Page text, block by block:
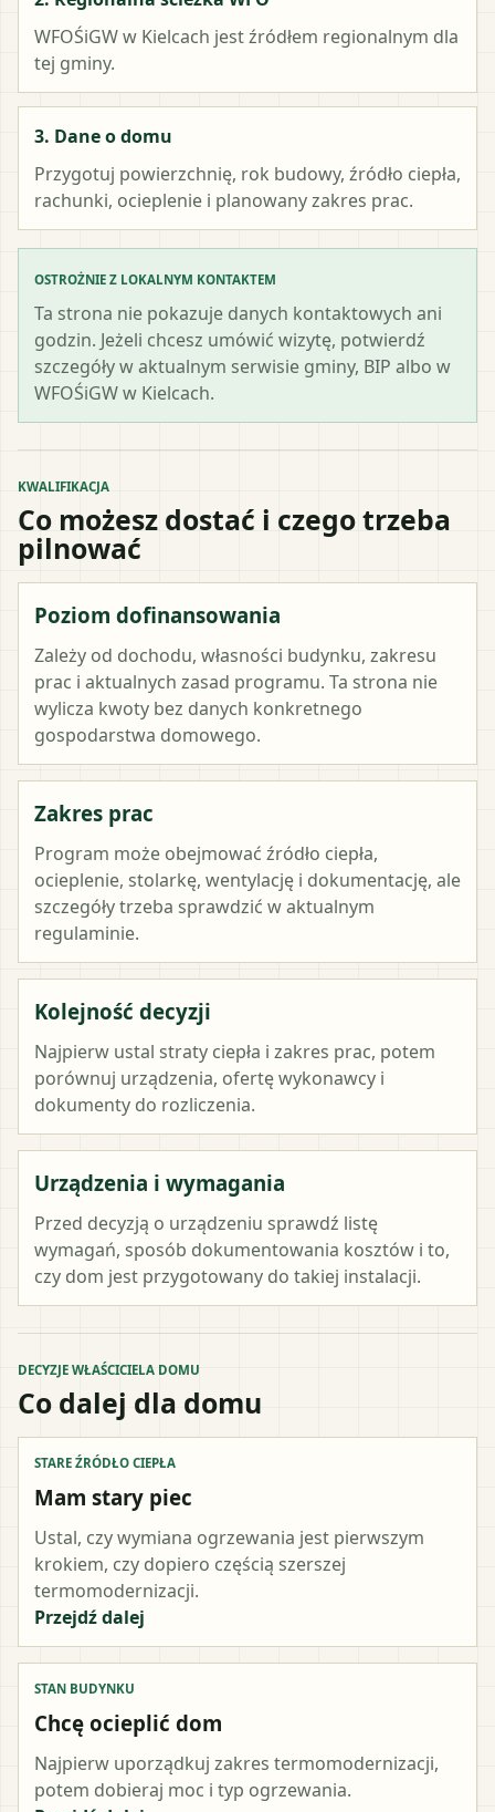
WFOŚiGW w Kielcach jest źródłem regionalnym dla
tej gminy.
3. Dane o domu
Przygotuj powierzchnię, rok budowy, źródło ciepła,
rachunki, ocieplenie i planowany zakres prac.
OSTROŻNIE Z LOKALNYM KONTAKTEM
Ta strona nie pokazuje danych kontaktowych ani
godzin. Jeżeli chcesz umówić wizytę, potwierdź
szczegóły w aktualnym serwisie gminy, BIP albo w
WFOŚiGW w Kielcach.
KWALIFIKACJA
Co możesz dostać i czego trzeba
pilnować
Poziom dofinansowania
Zależy od dochodu, własności budynku, zakresu
prac i aktualnych zasad programu. Ta strona nie
wylicza kwoty bez danych konkretnego
gospodarstwa domowego.
Zakres prac
Program może obejmować źródło ciepła,
ocieplenie, stolarkę, wentylację i dokumentację, ale
szczegóły trzeba sprawdzić w aktualnym
regulaminie.
Kolejność decyzji
Najpierw ustal straty ciepła i zakres prac, potem
porównuj urządzenia, ofertę wykonawcy i
dokumenty do rozliczenia.
Urządzenia i wymagania
Przed decyzją o urządzeniu sprawdź listę
wymagań, sposób dokumentowania kosztów i to,
czy dom jest przygotowany do takiej instalacji.
DECYZJE WŁAŚCICIELA DOMU
Co dalej dla domu
STARE ŹRÓDŁO CIEPŁA
Mam stary piec
Ustal, czy wymiana ogrzewania jest pierwszym
krokiem, czy dopiero częścią szerszej
termomodernizacji.
Przejdź dalej
STAN BUDYNKU
Chcę ocieplić dom
Najpierw uporządkuj zakres termomodernizacji,
potem dobieraj moc i typ ogrzewania.